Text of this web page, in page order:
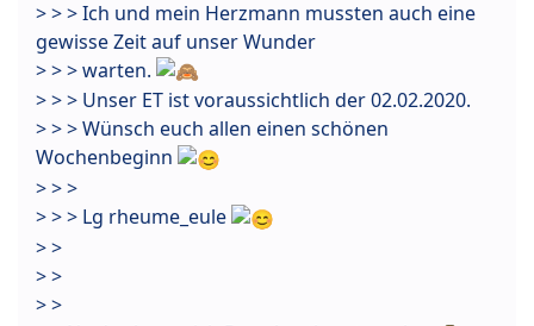
> > > Ich und mein Herzmann mussten auch eine
gewisse Zeit auf unser Wunder
> > > warten.
> > > Unser ET ist voraussichtlich der 02.02.2020.
> > > Wünsch euch allen einen schönen
Wochenbeginn
> > >
> > > Lg rheume_eule
> >
> >
> >